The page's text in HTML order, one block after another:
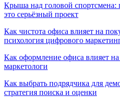
Крыша над головой
это серьёзный проект
Как чистота офиса влияет на
психология цифрового
Как оформление офиса влияет
маркетологи
Как выбрать подрядчика для
стратегия поиска и оценки